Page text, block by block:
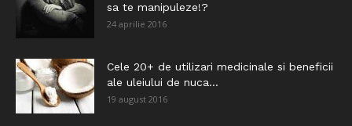
sa te manipuleze!?
24 aprilie 2016
Cele 20+ de utilizari medicinale si beneficii
ale uleiului de nuca...
19 august 2016